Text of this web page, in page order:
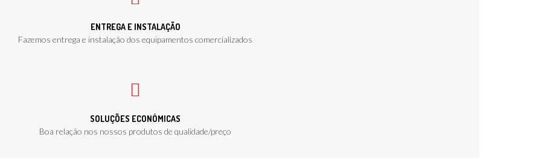
ENTREGA E INSTALAÇÃO
Fazemos entrega e instalação dos equipamentos comercializados
SOLUÇÕES ECONÓMICAS
Boa relação nos nossos produtos de qualidade/preço